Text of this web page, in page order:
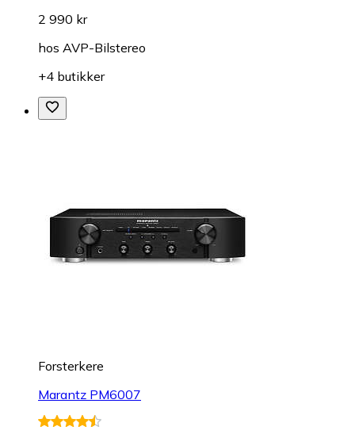
2 990 kr
hos AVP-Bilstereo
+4 butikker
Forsterkere
Marantz PM6007